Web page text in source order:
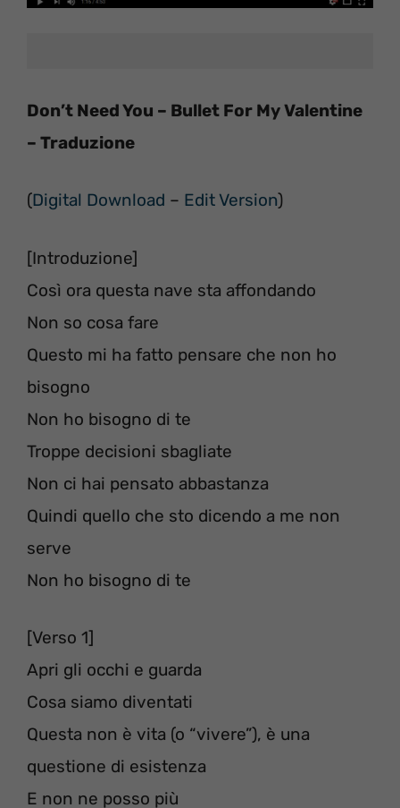
Don’t Need You – Bullet For My Valentine
– Traduzione
(Digital Download – Edit Version)
[Introduzione]
Così ora questa nave sta affondando
Non so cosa fare
Questo mi ha fatto pensare che non ho
bisogno
Non ho bisogno di te
Troppe decisioni sbagliate
Non ci hai pensato abbastanza
Quindi quello che sto dicendo a me non
serve
Non ho bisogno di te
[Verso 1]
Apri gli occhi e guarda
Cosa siamo diventati
Questa non è vita (o “vivere”), è una
questione di esistenza
E non ne posso più